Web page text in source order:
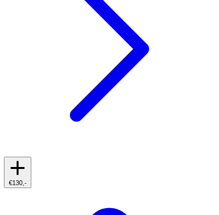
€130,-